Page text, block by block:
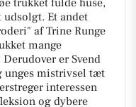
Et andet
af Trine Runge
mange
er Svend
unges mistrivsel tæt
interessen
og dybere